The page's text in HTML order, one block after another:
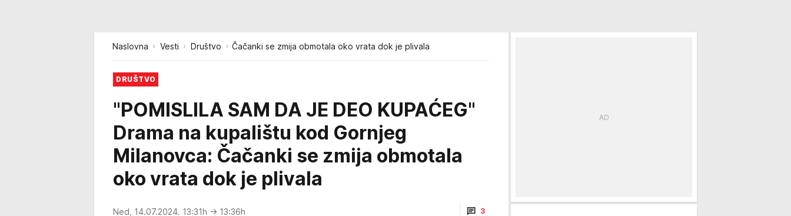
Naslovna Vesti Društvo Čačanki se zmija obmotala oko vrata dok je plivala
DRUŠTVO
"POMISLILA SAM DA JE DEO KUPAĆEG"
Drama na kupalištu kod Gornjeg
Milanovca: Čačanki se zmija obmotala
oko vrata dok je plivala
Ned, 14.07.2024. 13:31h → 13:36h 3